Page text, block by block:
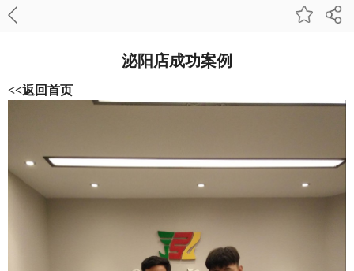
泌阳店成功案例
<<返回首页